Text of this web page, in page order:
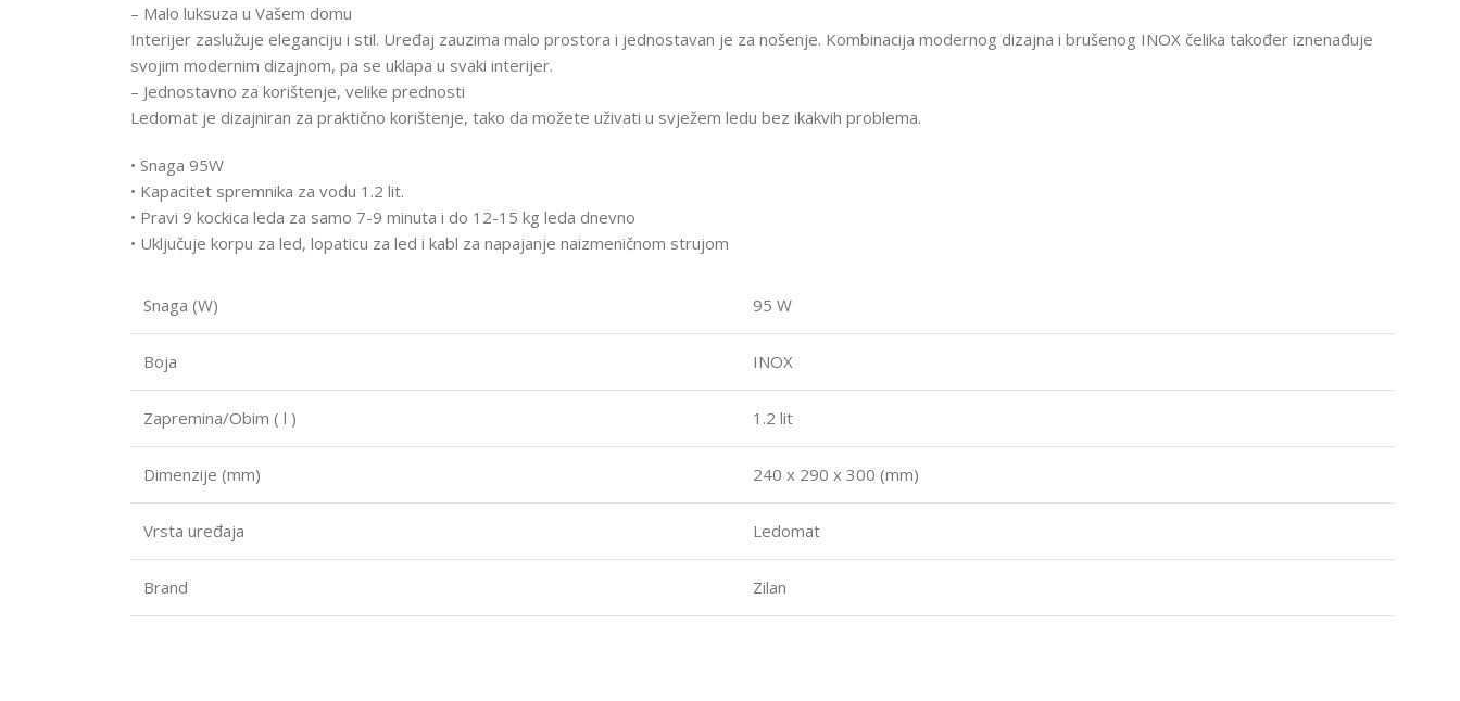
– Malo luksuza u Vašem domu
Interijer zaslužuje eleganciju i stil. Uređaj zauzima malo prostora i jednostavan je za nošenje. Kombinacija modernog dizajna i brušenog INOX čelika također iznenađuje
svojim modernim dizajnom, pa se uklapa u svaki interijer.
– Jednostavno za korištenje, velike prednosti
Ledomat je dizajniran za praktično korištenje, tako da možete uživati ​​u svježem ledu bez ikakvih problema.
• Snaga 95W
• Kapacitet spremnika za vodu 1.2 lit.
• Pravi 9 kockica leda za samo 7-9 minuta i do 12-15 kg leda dnevno
• Uključuje korpu za led, lopaticu za led i kabl za napajanje naizmeničnom strujom
Snaga (W) 95 W
Boja INOX
Zapremina/Obim ( l ) 1.2 lit
Dimenzije (mm) 240 x 290 x 300 (mm)
Vrsta uređaja Ledomat
Brand Zilan